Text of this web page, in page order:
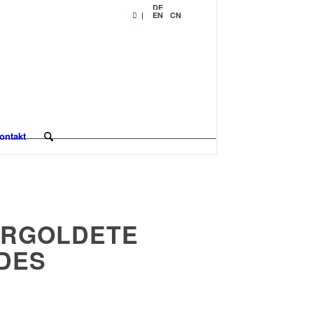
|
DE
EN CN